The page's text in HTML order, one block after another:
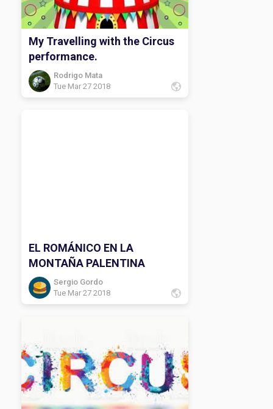
My Travelling with the Circus
performance.
Rodrigo Mata
Tue Mar 27 2018
EL ROMÁNICO EN LA
MONTAÑA PALENTINA
Sergio Gordo
Tue Mar 27 2018